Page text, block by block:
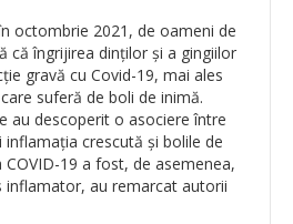
octombrie 2021, de oameni de
că îngrijirea dinților și a gingiilor
gravă cu Covid-19, mai ales
suferă de boli de inimă.
au descoperit o asociere între
inflamația crescută și bolile de
19 a fost, de asemenea,
inflamator, au remarcat autorii